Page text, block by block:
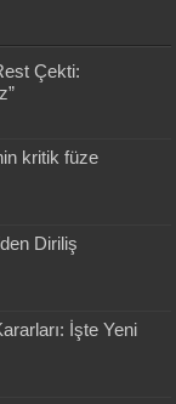
Çekti:
kritik füze
Diriliş
İşte Yeni